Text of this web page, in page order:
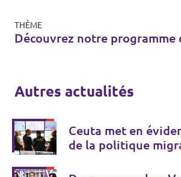
THÈME
Découvrez notre programme
Autres actualités
Ceuta met en
de la politique